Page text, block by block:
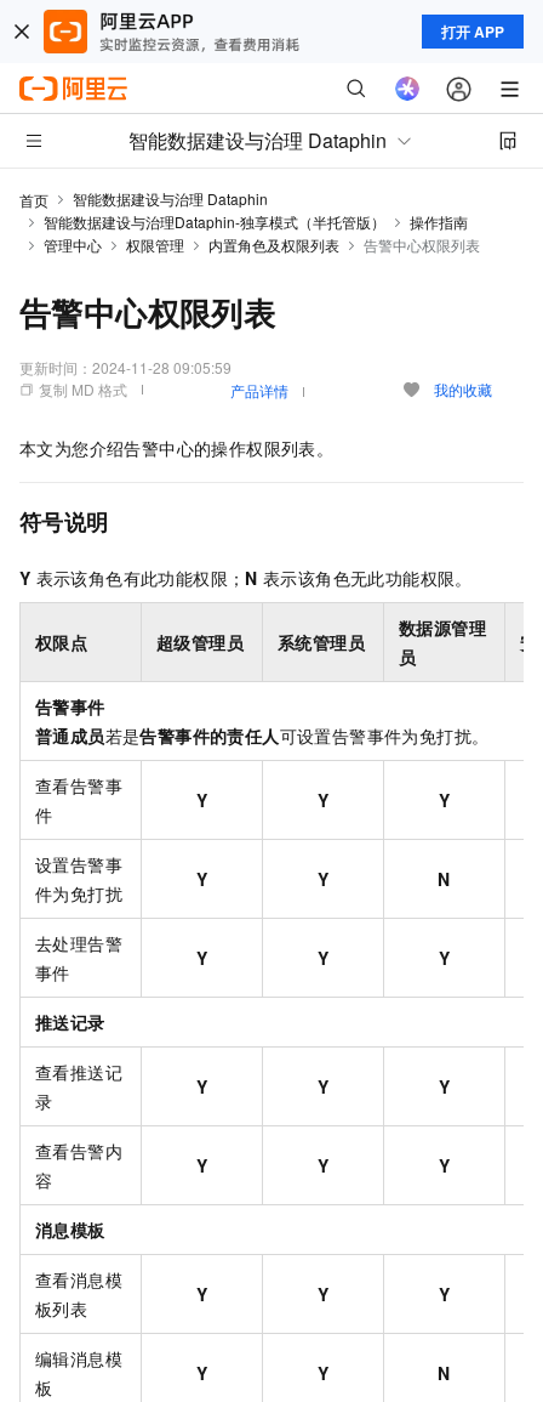
打开 APP
智能数据建设与治理 Dataphin
首页
智能数据建设与治理 Dataphin
智能数据建设与治理Dataphin-独享模式（半托管版）
操作指南
管理中心
权限管理 内置角色及权限列表 告警中心权限列表
告警中心权限列表
更新时间： 2024-11-28 09:05:59
复制 MD 格式
产品详情 我的收藏
本文为您介绍告警中心的操作权限列表。
符号说明
Y 表示该角色有此功能权限； N 表示该角色无此功能权限。
权限点 超级管理员 系统管理员
数据源管理
员
安
告警事件
普通成员若是告警事件的责任人可设置告警事件为免打扰。
查看告警事
件
Y Y Y
设置告警事
件为免打扰
Y Y N
去处理告警
事件
Y Y Y
推送记录
查看推送记
录
Y Y Y
查看告警内
容
Y Y Y
消息模板
查看消息模
板列表
Y Y Y
编辑消息模
板
Y Y N